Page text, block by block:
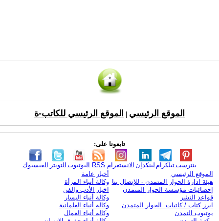
الموقع الرئيسي الموقع الرئيسي للكاتب-ة
تابعونا على:
الفيسبوك التويتر اليوتيوب RSS الانستغرام لينكدإن تيلكرامبنترست
الموقع الرئيسي
هيئة ادارة الحوار المتمدن - للإتصال بنا
إحصائيات مؤسسة الحوار المتمدن
قواعد النشر
ابرز كتاب / كاتبات الحوار المتمدن
يوتيوب التمدن
أخبار عامة
وكالة أنباء المرأة
اخبار الأدب والفن
وكالة أنباء اليسار
وكالة أنباء العلمانية
وكالة أنباء العمال